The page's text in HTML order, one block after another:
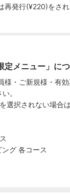
再発行(¥220)をさ
定メニュー」に
様・ご新規様・有
。
選択されない場
グ 各コース